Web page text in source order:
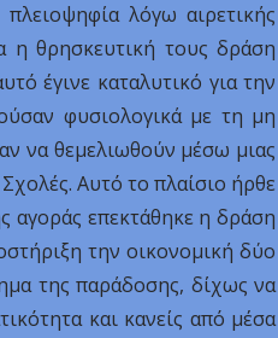
λόγω αιρετικής
η θρησκευτική τους δράση
έγινε καταλυτικό για την
φυσιολογικά με τη μη
να θεμελιωθούν μέσω μιας
Αυτό το πλαίσιο ήρθε
αγοράς επεκτάθηκε η δράση
την οικονομική δύο
της παράδοσης, δίχως να
και κανείς από μέσα